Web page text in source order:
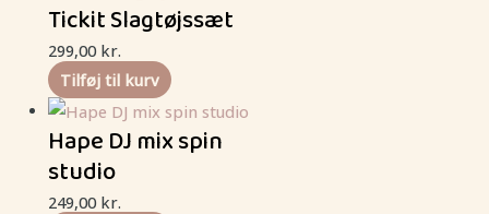
Tickit Slagtøjssæt
299,00 kr.
Tilføj til kurv
Hape DJ mix spin
studio
249,00 kr.